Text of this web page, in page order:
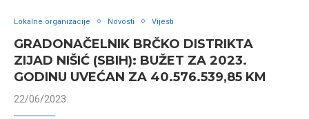
Lokalne organizacije Novosti Vijesti
GRADONAČELNIK BRČKO DISTRIKTA
ZIJAD NIŠIĆ (SBIH): BUŽET ZA 2023.
GODINU UVEĆAN ZA 40.576.539,85 KM
22/06/2023